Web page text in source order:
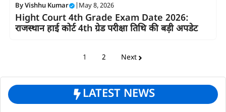
ByVishhu Kumar May 8, 2026
Hight Court 4th Grade Exam Date 2026:
राजस्थान हाई कोर्ट 4th ग्रेड परीक्षा तिथि की बड़ी अपडेट
1 2 Next
LATEST NEWS